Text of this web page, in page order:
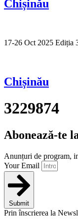
Chișinău
17-26 Oct 2025 Ediția
Chișinău
3229874
Abonează-te
Anunțuri de program,
Your Email
Submit
Prin înscrierea la